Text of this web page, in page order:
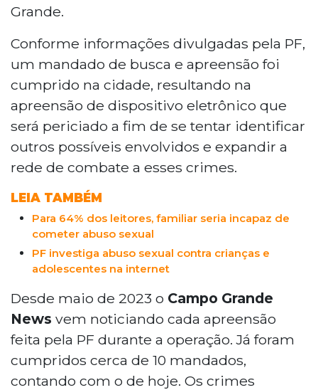
Grande.
Conforme informações divulgadas pela PF,
um mandado de busca e apreensão foi
cumprido na cidade, resultando na
apreensão de dispositivo eletrônico que
será periciado a fim de se tentar identificar
outros possíveis envolvidos e expandir a
rede de combate a esses crimes.
LEIA TAMBÉM
Para 64% dos leitores, familiar seria incapaz de
cometer abuso sexual
PF investiga abuso sexual contra crianças e
adolescentes na internet
Desde maio de 2023 o Campo Grande
News vem noticiando cada apreensão
feita pela PF durante a operação. Já foram
cumpridos cerca de 10 mandados,
contando com o de hoje. Os crimes